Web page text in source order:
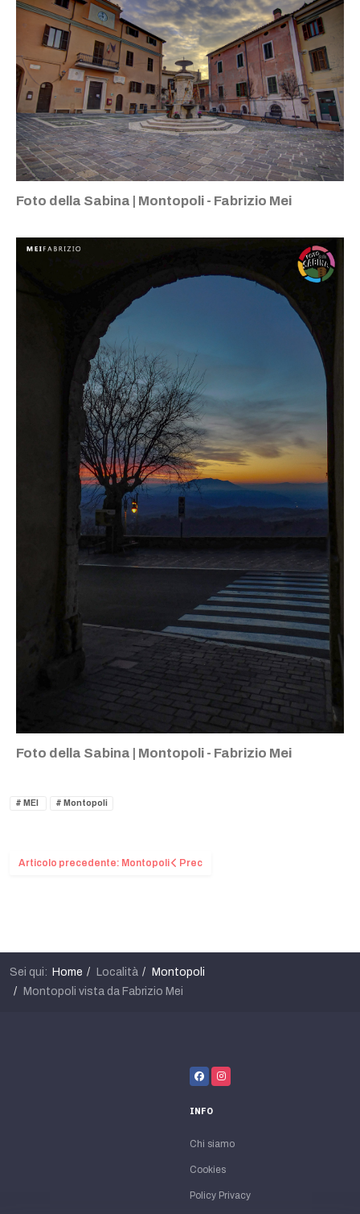
Foto della Sabina | Montopoli - Fabrizio Mei
Foto della Sabina | Montopoli - Fabrizio Mei
MEI Montopoli
Articolo precedente: Montopoli Prec
Sei qui: Home Località
Montopoli
Montopoli vista da Fabrizio Mei
INFO
Chi siamo
Cookies
Policy Privacy